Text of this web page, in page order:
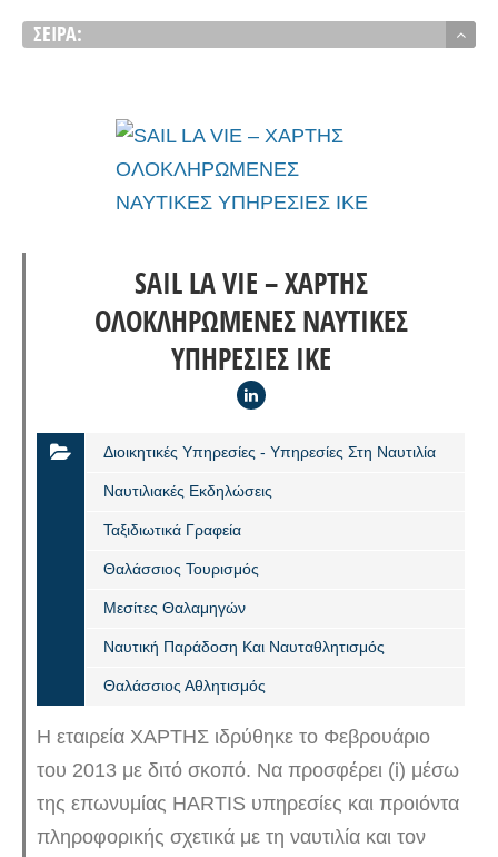
ΣΕΙΡΆ:
SAIL LA VIE – ΧΑΡΤΗΣ
ΟΛΟΚΛΗΡΩΜΕΝΕΣ ΝΑΥΤΙΚΕΣ
ΥΠΗΡΕΣΙΕΣ ΙΚΕ
Διοικητικές Υπηρεσίες - Υπηρεσίες Στη Ναυτιλία
Ναυτιλιακές Εκδηλώσεις
Ταξιδιωτικά Γραφεία
Θαλάσσιος Τουρισμός
Μεσίτες Θαλαμηγών
Ναυτική Παράδοση Και Ναυταθλητισμός
Θαλάσσιος Αθλητισμός
Η εταιρεία ΧΑΡΤΗΣ ιδρύθηκε το Φεβρουάριο
του 2013 με διτό σκοπό. Να προσφέρει (i) μέσω
της επωνυμίας HARTIS υπηρεσίες και προιόντα
πληροφορικής σχετικά με τη ναυτιλία και τον